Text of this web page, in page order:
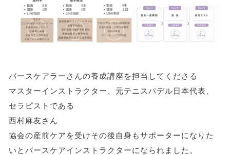
バースケアラーさんの養成講座を担当してくださる
マスターインストラクター、元テニスパデル日本代表、
セラピストである
西村麻友さん
協会の産前ケアを受けその後自身もサポーターになりた
いとバースケアインストラクターになられました。